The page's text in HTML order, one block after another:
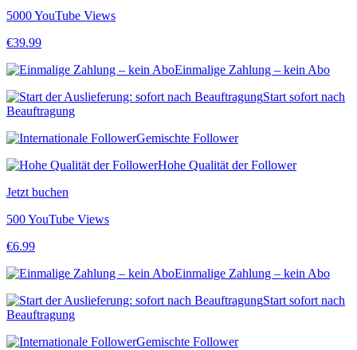
5000 YouTube Views
€39.99
Einmalige Zahlung – kein Abo
Start sofort nach
Beauftragung
Gemischte Follower
Hohe Qualität der Follower
Jetzt buchen
500 YouTube Views
€6.99
Einmalige Zahlung – kein Abo
Start sofort nach
Beauftragung
Gemischte Follower